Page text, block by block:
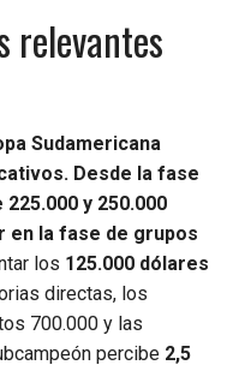
relevantes
Sudamericana
Desde la fase
y 250.000
en la fase de grupos
los 125.000 dólares
directas, los
700.000 y las
percibe 2,5